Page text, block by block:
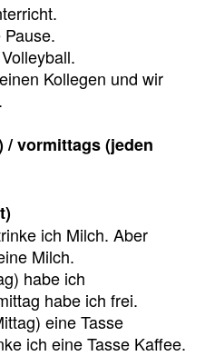
Kollegen und wir
/ vormittags (jeden
ich Milch. Aber
Milch.
habe ich
habe ich frei.
eine Tasse
ich eine Tasse Kaffee.